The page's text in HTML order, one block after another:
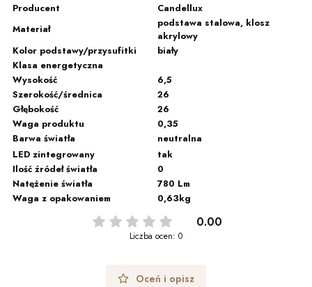
Producent
Candellux
Materiał
podstawa stalowa, klosz
akrylowy
Kolor podstawy/przysufitki
biały
Klasa energetyczna
Wysokość
6,5
Szerokość/średnica
26
Głębokość
26
Waga produktu
0,35
Barwa światła
neutralna
LED zintegrowany
tak
Ilość źródeł światła
0
Natężenie światła
780 Lm
Waga z opakowaniem
0,63kg
0.00
Liczba ocen: 0
Oceń i opisz